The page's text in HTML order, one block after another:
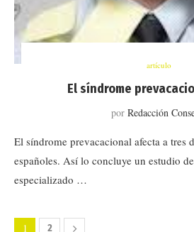
artículo
El síndrome
por Redacción
El síndrome prevacacional afecta a tres
españoles. Así lo concluye un estudio
especializado …
1 2